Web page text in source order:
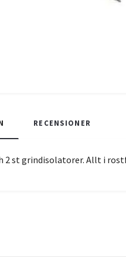
RECENSIONER
2 st grindisolatorer. Allt i